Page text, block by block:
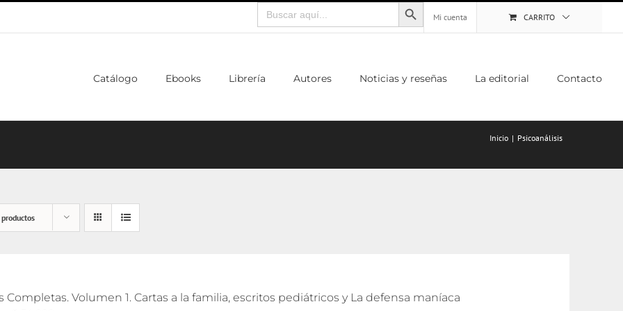
Buscar:
Mi cuenta
CARRITO
Catálogo Ebooks Librería Autores Noticias y reseñas La editorial Contacto
Inicio Psicoanálisis
Completas. Volumen 1. Cartas a la familia, escritos pediátricos y La defensa maníaca